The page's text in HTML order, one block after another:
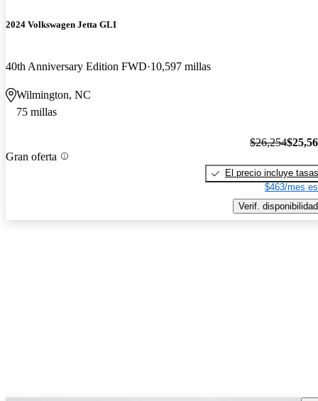
2024 Volkswagen Jetta GLI
40th Anniversary Edition FWD 10,597 millas
Wilmington, NC
75 millas
Gran oferta
$26,254
El precio incluye tasas
$463/mes
Verif. disponibilidad